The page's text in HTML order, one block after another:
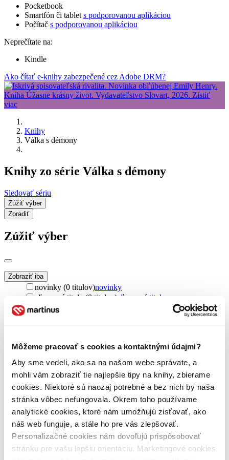
Môžeme pracovať s cookies a kontaktnými údajmi?
Aby sme vedeli, ako sa na našom webe správate, a
mohli vám zobraziť tie najlepšie tipy na knihy, zbierame
cookies. Niektoré sú naozaj potrebné a bez nich by naša
stránka vôbec nefungovala. Okrem toho používame
analytické cookies, ktoré nám umožňujú zisťovať, ako
náš web funguje, a stále ho pre vás zlepšovať.
Personalizačné cookies nám dovoľujú prispôsobovať
stránku pre vašu lepšiu orientáciu. Marketingové cookies
Pocketbook
Smartfón či tablet s podporovanou aplikáciou
Počítač s podporovanou aplikáciou
Neprečítate na:
Kindle
Ako čítať e-knihy zabezpečené cez Adobe DRM?
Knihy
Válka s démony
Knihy zo série Válka s démony
Sledovať sériu
Zúžiť výber
Zoradiť
Zúžiť výber
Zobraziť iba
novinky (0 titulov)novinky
zľavnené tituly (0 titulov) zľavnené tituly
Dostupnosť
na centrálnom sklade (0 titulov)na centrálnom sklade
pripravujeme (0 titulov)pripravujeme
vypredaných)
Nové / čítané
nová (0 titulov)
čítaná (0 titulov)čítaná
čítaná - výborný stav (0 titulov)čítaná - výborný stav
čítaná - mierne opotrebovaná (0 titulov)čítaná - mierne
opotrebovaná
čítané verzie vypredaných kníh (0 titulov)čítané verzie
vypredaných kníh